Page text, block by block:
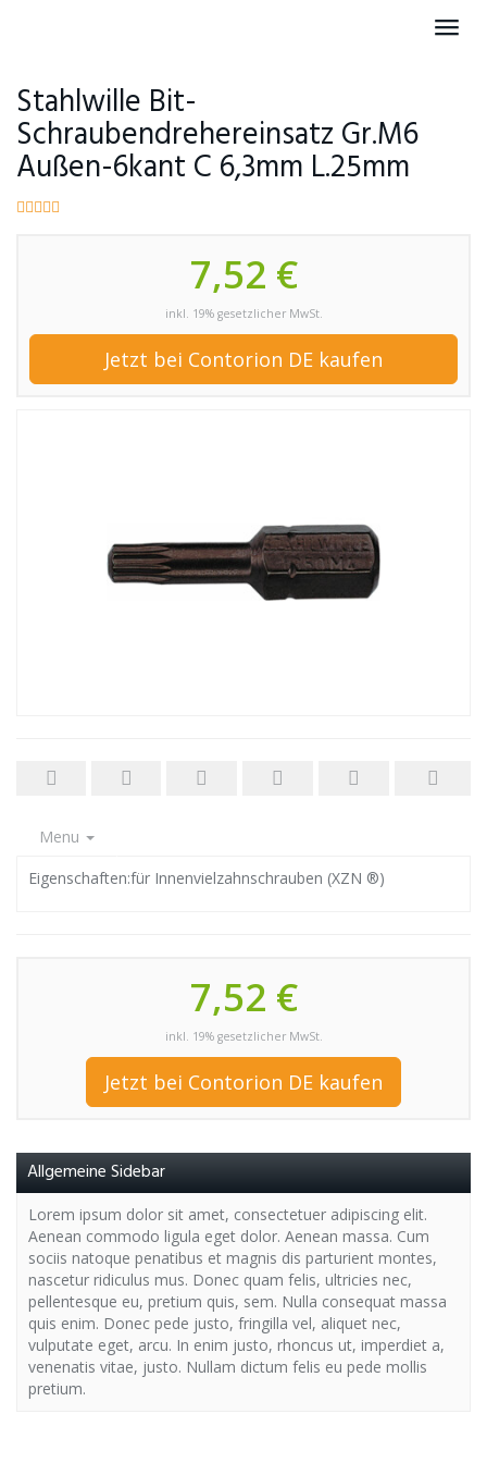
Stahlwille Bit-
Schraubendrehereinsatz Gr.M6
Außen-6kant C 6,3mm L.25mm
7,52 €
inkl. 19% gesetzlicher MwSt.
Jetzt bei Contorion DE kaufen
Menu
Eigenschaften:für Innenvielzahnschrauben (XZN ®)
7,52 €
inkl. 19% gesetzlicher MwSt.
Jetzt bei Contorion DE kaufen
Allgemeine Sidebar
Lorem ipsum dolor sit amet, consectetuer adipiscing elit.
Aenean commodo ligula eget dolor. Aenean massa. Cum
sociis natoque penatibus et magnis dis parturient montes,
nascetur ridiculus mus. Donec quam felis, ultricies nec,
pellentesque eu, pretium quis, sem. Nulla consequat massa
quis enim. Donec pede justo, fringilla vel, aliquet nec,
vulputate eget, arcu. In enim justo, rhoncus ut, imperdiet a,
venenatis vitae, justo. Nullam dictum felis eu pede mollis
pretium.